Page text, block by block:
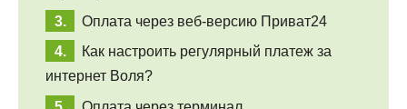
Оплата через веб-версию Приват24
Как настроить регулярный платеж за
интернет Воля?